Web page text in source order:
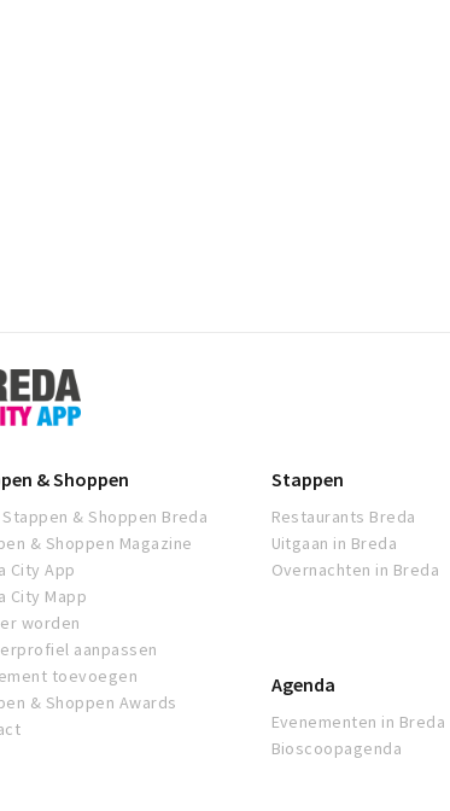
& Shoppen
& Shoppen Breda
& Shoppen Magazine
City App
City Mapp
worden
aanpassen
toevoegen
& Shoppen Awards
Stappen
Restaurants Breda
Uitgaan in Breda
Overnachten in Breda
Agenda
Evenementen in Breda
Bioscoopagenda